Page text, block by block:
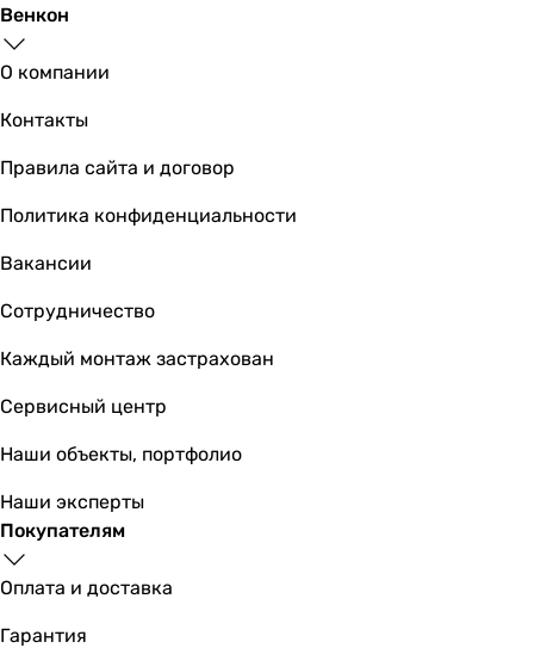
Частота тока
50 Гц
50 Гц
50, 60 Гц
50 Гц
50 Гц
50, 60 Гц
IPX4
IP45
IP45
IP45
IP45
Коллекции
-
Blauberg Aero
Вентс Квайт
Венкон
О компании
Контакты
Правила сайта и договор
Политика конфиденциальности
Вакансии
Сотрудничество
Каждый монтаж застрахован
Сервисный центр
Наши объекты, портфолио
Наши эксперты
Покупателям
Оплата и доставка
Гарантия